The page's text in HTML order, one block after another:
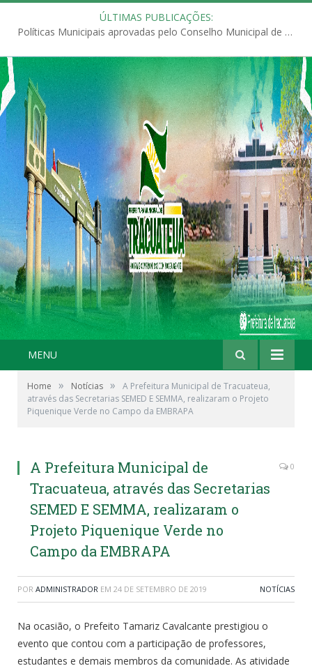
ÚLTIMAS PUBLICAÇÕES:
Políticas Municipais aprovadas pelo Conselho Municipal de Educação (CME)
MENU
Home » Notícias »
A Prefeitura Municipal de Tracuateua,
através das Secretarias SEMED E SEMMA, realizaram o Projeto
Piquenique Verde no Campo da EMBRAPA
A Prefeitura Municipal de
Tracuateua, através das Secretarias
SEMED E SEMMA, realizaram o
Projeto Piquenique Verde no
Campo da EMBRAPA
0
POR ADMINISTRADOR EM 24 DE SETEMBRO DE 2019 NOTÍCIAS
Na ocasião, o Prefeito Tamariz Cavalcante prestigiou o
evento que contou com a participação de professores,
estudantes e demais membros da comunidade. As atividade